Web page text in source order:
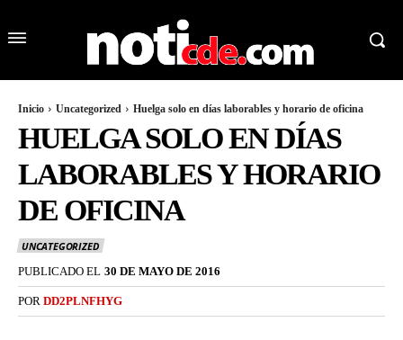
Inicio Uncategorized Huelga solo en días laborables y horario de oficina
HUELGA SOLO EN DÍAS
LABORABLES Y HORARIO
DE OFICINA
UNCATEGORIZED
PUBLICADO EL 30 DE MAYO DE 2016
POR DD2PLNFHYG